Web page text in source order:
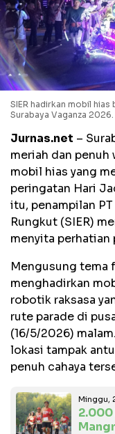
SIER hadirkan mobil
Surabaya Vaganza 2026.
Jurnas.net –
meriah dan penuh
mobil hias yang
peringatan Hari
itu, penampilan
Rungkut (SIER)
menyita perhatian
Mengusung tema
menghadirkan
robotik raksasa
rute parade di
(16/5/2026)
lokasi tampak
penuh cahaya
Minggu,
2.000